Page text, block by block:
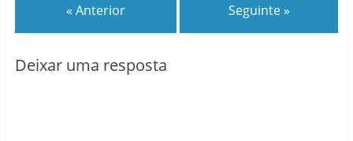
« Anterior Seguinte »
Deixar uma resposta